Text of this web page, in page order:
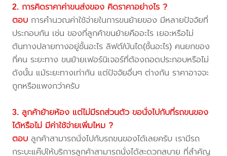
2. การคิดราคาค่าขนส่งของ คิดราคาอย่างไร ?
ตอบ การคำนวณค่าใช้จ่ายในการขนย้ายของ มีหลายปัจจัยที่
ประกอบกัน เช่น ของที่ลูกค้าขนย้ายคืออะไร เยอะหรือไม่
ต้นทางปลายทางอยู่ชั้นอะไร ลิฟต์/บันได(ชั้นอะไร) คนยกของ
กี่คน ระยะทาง ขนย้ายเฟอร์นิเจอร์ที่ต้องถอดประกอบหรือไม่
ดังนั้น แม้ระยะทางเท่ากัน แต่ปัจจัยอื่นๆ ต่างกัน ราคาอาจจะ
ถูกหรือแพงกว่าครับ
3. ลูกค้าย้ายห้อง แต่ไม่มีรถส่วนตัว ขอนั่งไปกับที่รถขนของ
ได้หรือไม่ มีค่าใช้จ่ายเพิ่มไหม ?
ตอบ ลูกค้าสามารถนั่งไปกับรถขนของได้เลยครับ เรามีรถ
กระบะแค๊ปให้บริการลูกค้าสามารถนั่งได้สะดวกสบาย ที่สำคัญ